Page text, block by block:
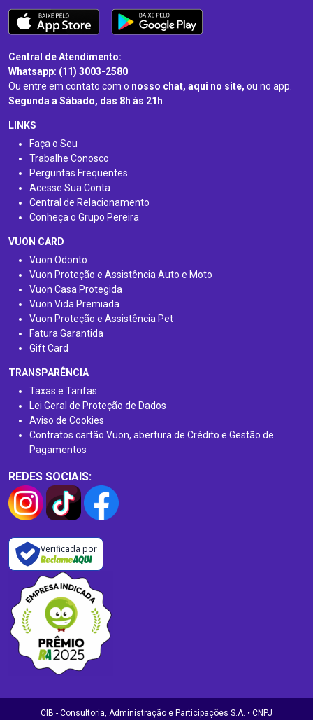
Central de Atendimento:
Whatsapp: (11) 3003-2580
Ou entre em contato com o nosso chat, aqui no site, ou no app.
Segunda a Sábado, das 8h às 21h.
LINKS
Faça o Seu
Trabalhe Conosco
Perguntas Frequentes
Acesse Sua Conta
Central de Relacionamento
Conheça o Grupo Pereira
VUON CARD
Vuon Odonto
Vuon Proteção e Assistência Auto e Moto
Vuon Casa Protegida
Vuon Vida Premiada
Vuon Proteção e Assistência Pet
Fatura Garantida
Gift Card
TRANSPARÊNCIA
Taxas e Tarifas
Lei Geral de Proteção de Dados
Aviso de Cookies
Contratos cartão Vuon, abertura de Crédito e Gestão de
Pagamentos
REDES SOCIAIS:
Verificada por
CIB - Consultoria, Administração e Participações S.A. • CNPJ